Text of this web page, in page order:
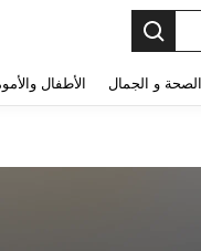
الصحة و الجمال الأطفال